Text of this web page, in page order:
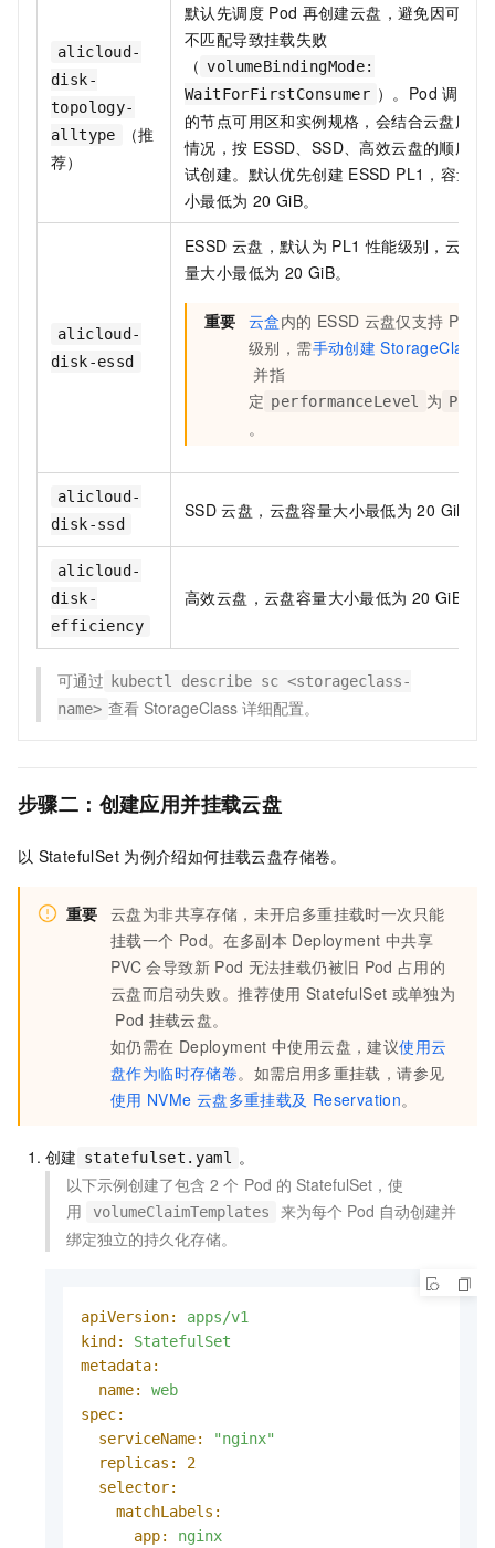
alicloud-
disk-
topology-
alltype
（推
荐）
默认先调度 Pod 再创建云盘，避免因可用区
不匹配导致挂载失败
（ volumeBindingMode:
WaitForFirstConsumer ）。Pod 调度到
的节点可用区和实例规格，会结合云盘库存
情况，按 ESSD、SSD、高效云盘的顺序尝
试创建。默认优先创建 ESSD PL1，容量大
小最低为 20 GiB。
alicloud-
disk-essd
ESSD 云盘，默认为 PL1 性能级别，云盘容
量大小最低为 20 GiB。
重要 云盒内的 ESSD 云盘仅支持 PL0
级别，需手动创建 StorageClass
并指
定 performanceLevel 为 PL0
。
alicloud-
disk-ssd
SSD 云盘，云盘容量大小最低为 20 GiB。
alicloud-
disk-
efficiency
高效云盘，云盘容量大小最低为 20 GiB。
可通过
kubectl describe sc <storageclass-
name> 查看 StorageClass 详细配置。
步骤二：创建应用并挂载云盘
以 StatefulSet 为例介绍如何挂载云盘存储卷。
重要 云盘为非共享存储，未开启多重挂载时一次只能
挂载一个 Pod。在多副本 Deployment 中共享
PVC 会导致新 Pod 无法挂载仍被旧 Pod 占用的
云盘而启动失败。推荐使用 StatefulSet 或单独为
Pod 挂载云盘。
如仍需在 Deployment 中使用云盘，建议使用云
盘作为临时存储卷。如需启用多重挂载，请参见
使用 NVMe 云盘多重挂载及 Reservation。
创建 statefulset.yaml
。
以下示例创建了包含 2 个 Pod 的 StatefulSet，使
用
volumeClaimTemplates
来为每个 Pod 自动创建并
绑定独立的持久化存储。
apiVersion:
apps/v1
kind:
StatefulSet
metadata:
name:
web
spec:
serviceName:
"nginx"
replicas:
2
selector:
matchLabels:
app:
nginx